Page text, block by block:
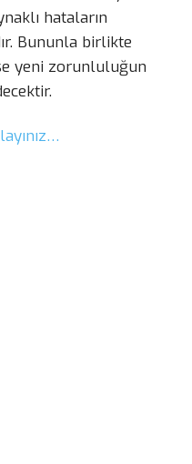
hataların
Bununla birlikte
yeni zorunluluğun